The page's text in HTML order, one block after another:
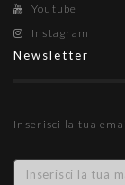
Youtube
Instagram
Newsletter
Inserisci la tua